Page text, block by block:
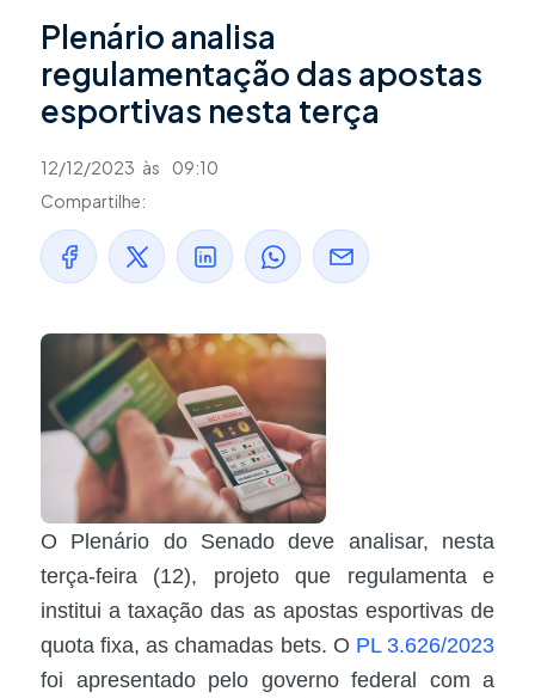
Plenário analisa
regulamentação das apostas
esportivas nesta terça
12/12/2023 às
09:10
Compartilhe:
O Plenário do Senado deve analisar, nesta
terça-feira (12), projeto que regulamenta e
institui a taxação das as apostas esportivas de
quota fixa, as chamadas bets. O PL 3.626/2023
foi apresentado pelo governo federal com a